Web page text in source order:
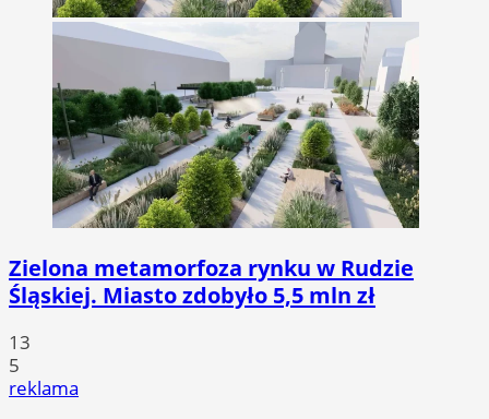
Zielona metamorfoza rynku w Rudzie
Śląskiej. Miasto zdobyło 5,5 mln zł
13
5
reklama